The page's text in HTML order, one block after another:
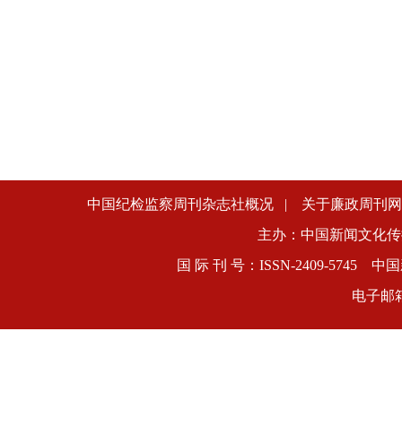
中国纪检监察周刊杂志社概况 |
关于廉政周刊网
主办：中国新闻文化
国 际 刊 号：ISSN-2409-5745 中
电子邮